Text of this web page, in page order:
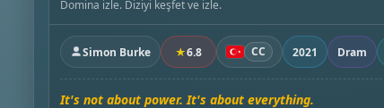
Domina izle. Diziyi keşfet ve izle.
Simon Burke ★6.8 CC 2021 Dram
It's not about power. It's about everything.